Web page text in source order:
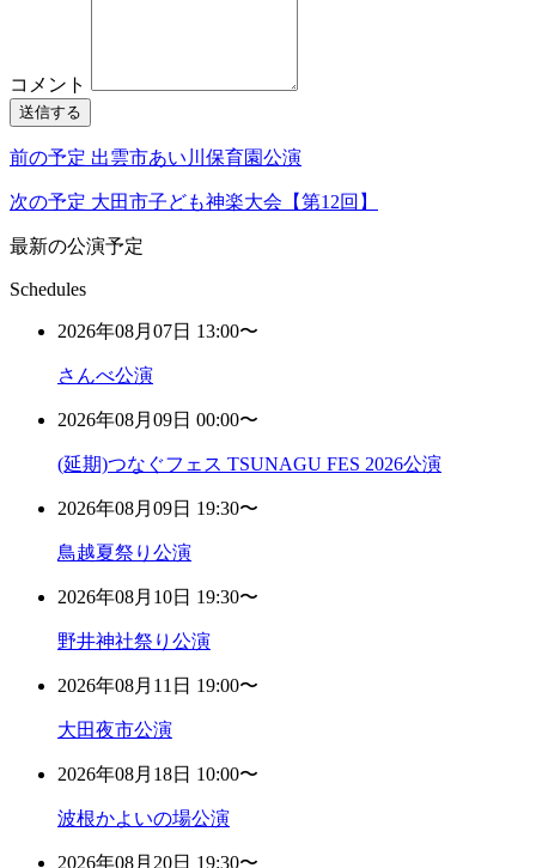
コメント
送信する
前の予定 出雲市あい川保育園公演
次の予定 大田市子ども神楽大会【第12回】
最新の公演予定
Schedules
2026年08月07日 13:00〜
さんべ公演
2026年08月09日 00:00〜
(延期)つなぐフェス TSUNAGU FES 2026公演
2026年08月09日 19:30〜
鳥越夏祭り公演
2026年08月10日 19:30〜
野井神社祭り公演
2026年08月11日 19:00〜
大田夜市公演
2026年08月18日 10:00〜
波根かよいの場公演
2026年08月20日 19:30〜